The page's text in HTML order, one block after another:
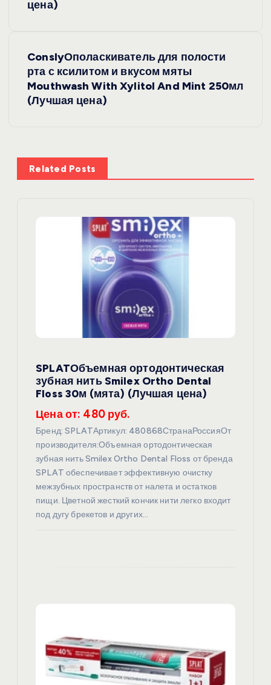
и
цена)
ConslyОполаскиватель для полости
рта с ксилитом и вкусом мяты
Mouthwash With Xylitol And Mint 250мл
(Лучшая цена)
Related Posts
SPLATОбъемная ортодонтическая
зубная нить Smilex Ortho Dental
Floss 30м (мята) (Лучшая цена)
Цена от: 480 руб.
Бренд: SPLATАртикул: 480868СтранаРоссияОт
производителя:Объемная ортодонтическая
зубная нить Smilex Ortho Dental Floss от бренда
SPLAT обеспечивает эффективную очистку
межзубных пространств от налета и остатков
пищи. Цветной жесткий кончик нити легко входит
под дугу брекетов и других…